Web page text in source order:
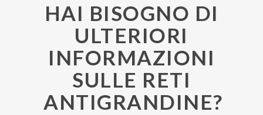
HAI BISOGNO DI
ULTERIORI
INFORMAZIONI
SULLE RETI
ANTIGRANDINE?